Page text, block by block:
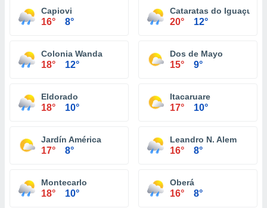
Capiovi
16° 8°
Cataratas do Iguaçu
20° 12°
Colonia Wanda
18° 12°
Dos de Mayo
15° 9°
Eldorado
18° 10°
Itacaruare
17° 10°
Jardín América
17° 8°
Leandro N. Alem
16° 8°
Montecarlo
18° 10°
Oberá
16° 8°